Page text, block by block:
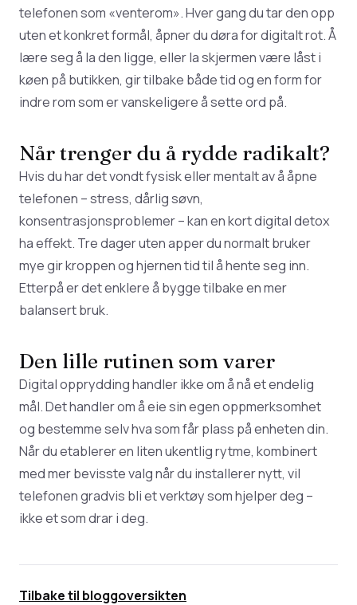
telefonen som «venterom». Hver gang du tar den opp
uten et konkret formål, åpner du døra for digitalt rot. Å
lære seg å la den ligge, eller la skjermen være låst i
køen på butikken, gir tilbake både tid og en form for
indre rom som er vanskeligere å sette ord på.
Når trenger du å rydde radikalt?
Hvis du har det vondt fysisk eller mentalt av å åpne
telefonen – stress, dårlig søvn,
konsentrasjonsproblemer – kan en kort digital detox
ha effekt. Tre dager uten apper du normalt bruker
mye gir kroppen og hjernen tid til å hente seg inn.
Etterpå er det enklere å bygge tilbake en mer
balansert bruk.
Den lille rutinen som varer
Digital opprydding handler ikke om å nå et endelig
mål. Det handler om å eie sin egen oppmerksomhet
og bestemme selv hva som får plass på enheten din.
Når du etablerer en liten ukentlig rytme, kombinert
med mer bevisste valg når du installerer nytt, vil
telefonen gradvis bli et verktøy som hjelper deg –
ikke et som drar i deg.
Tilbake til bloggoversikten